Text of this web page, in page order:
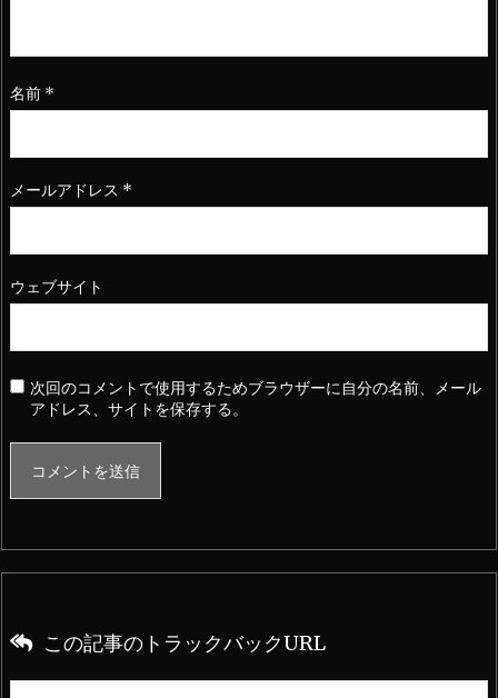
名前 *
メールアドレス *
ウェブサイト
次回のコメントで使用するためブラウザーに自分の名前、メール
アドレス、サイトを保存する。
この記事のトラックバックURL